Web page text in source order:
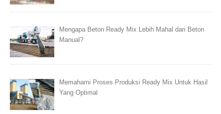
Mengapa Beton Ready Mix Lebih Mahal dari Beton
Manual?
Memahami Proses Produksi Ready Mix Untuk Hasil
Yang Optimal